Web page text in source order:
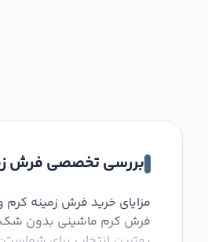
بررسی تخصصی فرش
مزایای خرید فرش زمینه
فرش کرم ماشینی بدون شک